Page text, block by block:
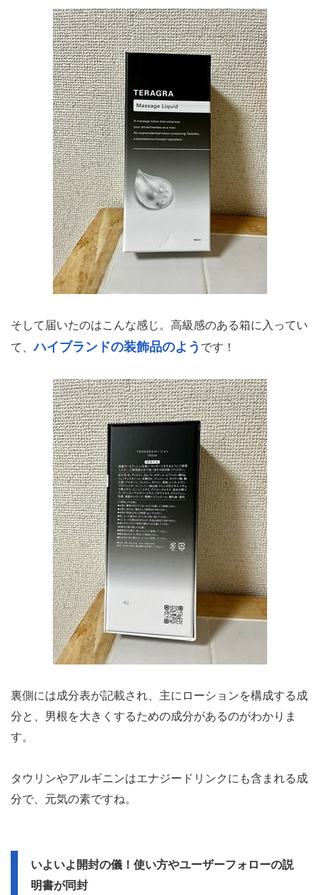
そして届いたのはこんな感じ。高級感のある箱に入ってい
て、ハイブランドの装飾品のよう です！
裏側には成分表が記載され、主にローションを構成する成
分と、男根を大きくするための成分があるのがわかりま
す。
タウリンやアルギニンはエナジードリンクにも含まれる成
分で、元気の素ですね。
いよいよ開封の儀！使い方やユーザーフォローの説
明書が同封